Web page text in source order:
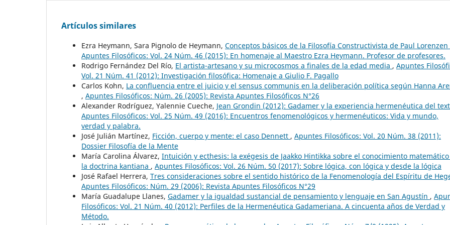
Artículos similares
Ezra Heymann, Sara Pignolo de Heymann, Conceptos básicos de la Filosofía Constructivista de Paul Lorenzen
Apuntes Filosóficos: Vol. 24 Núm. 46 (2015): En homenaje al Maestro Ezra Heymann. Profesor de profesores.
Rodrigo Fernández Del Río, El artista-artesano y su microcosmos a finales de la edad media , Apuntes
Vol. 21 Núm. 41 (2012): Investigación filosófica: Homenaje a Giulio F. Pagallo
Carlos Kohn, La confluencia entre el juicio y el sensus communis en la deliberación política según Hanna
, Apuntes Filosóficos: Núm. 26 (2005): Revista Apuntes Filosóficos N°26
Alexander Rodríguez, Yalennie Cueche, Jean Grondin (2012): Gadamer y la experiencia hermenéutica del
Apuntes Filosóficos: Vol. 25 Núm. 49 (2016): Encuentros fenomenológicos y hermenéuticos: Vida y mundo,
verdad y palabra.
José Julián Martínez, Ficción, cuerpo y mente: el caso Dennett , Apuntes Filosóficos: Vol. 20 Núm. 38 (2011):
Dossier Filosofía de la Mente
María Carolina Álvarez, Intuición y ecthesis: la exégesis de Jaakko Hintikka sobre el conocimiento
la doctrina kantiana , Apuntes Filosóficos: Vol. 26 Núm. 50 (2017): Sobre lógica, con lógica y desde la lógica
José Rafael Herrera, Tres consideraciones sobre el sentido histórico de la Fenomenología del Espíritu de
Apuntes Filosóficos: Núm. 29 (2006): Revista Apuntes Filosóficos N°29
María Guadalupe Llanes, Gadamer y la igualdad sustancial de pensamiento y lenguaje en San Agustín ,
Filosóficos: Vol. 21 Núm. 40 (2012): Perfiles de la Hermenéutica Gadameriana. A cincuenta años de Verdad y
Método.